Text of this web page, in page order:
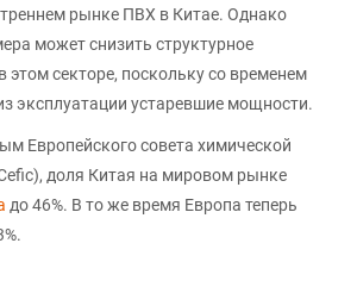
рынке ПВХ в Китае. Однако
может снизить структурное
этом секторе, поскольку со временем
эксплуатации устаревшие мощности.
Европейского совета химической
доля Китая на мировом рынке
до 46%. В то же время Европа теперь